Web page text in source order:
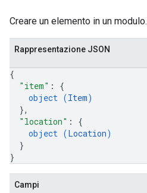
Creare un elemento in un modulo.
Rappresentazione JSON
{
"item" : {
object (Item)
},
"location" : {
object (Location)
}
}
Campi